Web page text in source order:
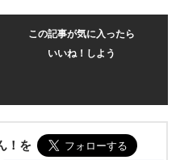
この記事が気に入ったら
いいね！しよう
！を